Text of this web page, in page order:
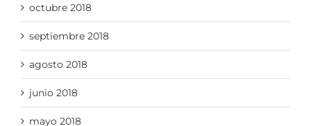
octubre 2018
septiembre 2018
agosto 2018
junio 2018
mayo 2018